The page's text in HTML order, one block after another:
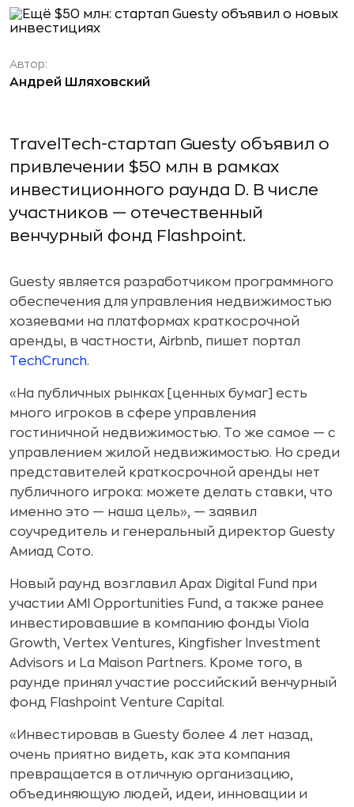
Автор:
Андрей Шляховский
TravelTech-стартап Guesty объявил о
привлечении $50 млн в рамках
инвестиционного раунда D. В числе
участников — отечественный
венчурный фонд Flashpoint.
Guesty является разработчиком программного
обеспечения для управления недвижимостью
хозяевами на платформах краткосрочной
аренды, в частности, Airbnb, пишет портал
TechCrunch.
«На публичных рынках [ценных бумаг] есть
много игроков в сфере управления
гостиничной недвижимостью. То же самое — с
управлением жилой недвижимостью. Но среди
представителей краткосрочной аренды нет
публичного игрока: можете делать ставки, что
именно это — наша цель», — заявил
соучредитель и генеральный директор Guesty
Амиад Сото.
Новый раунд возглавил Apax Digital Fund при
участии AMI Opportunities Fund, а также ранее
инвестировавшие в компанию фонды Viola
Growth, Vertex Ventures, Kingfisher Investment
Advisors и La Maison Partners. Кроме того, в
раунде принял участие российский венчурный
фонд Flashpoint Venture Capital.
«Инвестировав в Guesty более 4 лет назад,
очень приятно видеть, как эта компания
превращается в отличную организацию,
объединяющую людей, идеи, инновации и